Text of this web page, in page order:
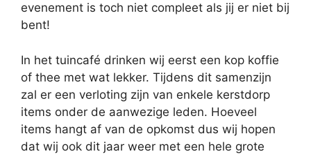
evenement is toch niet compleet als jij er niet bij
bent!
In het tuincafé drinken wij eerst een kop koffie
of thee met wat lekker. Tijdens dit samenzijn
zal er een verloting zijn van enkele kerstdorp
items onder de aanwezige leden. Hoeveel
items hangt af van de opkomst dus wij hopen
dat wij ook dit jaar weer met een hele grote